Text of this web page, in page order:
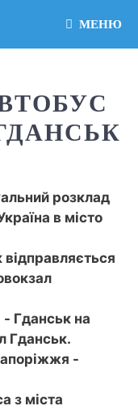
МЕНЮ
розклад
в місто
Гданськ на
Гданськ.
-
з міста